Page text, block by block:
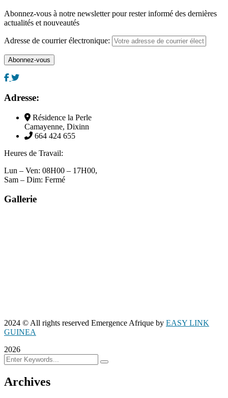
Abonnez-vous à notre newsletter pour rester informé des dernières
actualités et nouveautés
Adresse de courrier électronique:
Adresse:
Résidence la Perle
Camayenne, Dixinn
664 424 655
Heures de Travail:
Lun – Ven: 08H00 – 17H00,
Sam – Dim: Fermé
Gallerie
2024 © All rights reserved Emergence Afrique by EASY LINK
GUINEA
2026
Archives